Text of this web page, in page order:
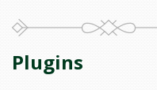
Plugins